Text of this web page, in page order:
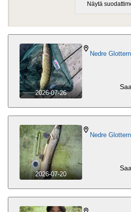
Näytä
2026-07-26
Nedre
2026-07-20
Nedre